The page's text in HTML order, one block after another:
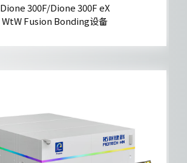
Dione 300F/Dione 300F eX
WtW Fusion Bonding设备